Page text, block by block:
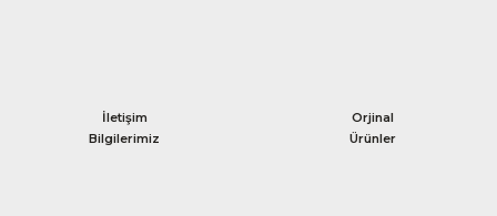
İletişim
Bilgilerimiz
Orjinal
Ürünler